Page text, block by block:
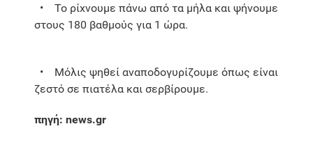
• Το ρίχνουμε πάνω από τα μήλα και ψήνουμε
στους 180 βαθμούς για 1 ώρα.
• Μόλις ψηθεί αναποδογυρίζουμε όπως είναι
ζεστό σε πιατέλα και σερβίρουμε.
πηγή: news.gr